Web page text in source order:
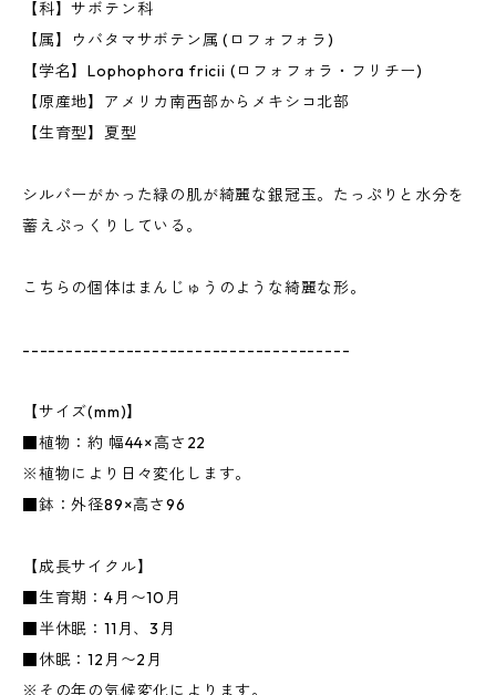
【科】サボテン科
【属】ウバタマサボテン属 (ロフォフォラ)
【学名】Lophophora fricii (ロフォフォラ・フリチー)
【原産地】アメリカ南西部からメキシコ北部
【生育型】夏型
シルバーがかった緑の肌が綺麗な銀冠玉。たっぷりと水分を
蓄えぷっくりしている。
こちらの個体はまんじゅうのような綺麗な形。
--------------------------------------
【サイズ(mm)】
■植物：約 幅44×高さ22
※植物により日々変化します。
■鉢：外径89×高さ96
【成長サイクル】
■生育期：4月〜10月
■半休眠：11月、3月
■休眠：12月〜2月
※その年の気候変化によります。